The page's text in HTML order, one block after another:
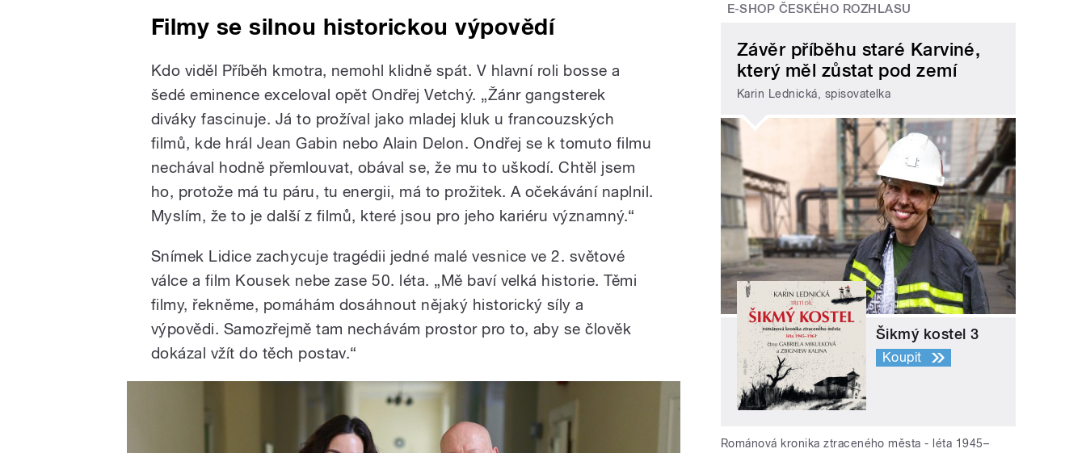
Filmy se silnou historickou výpovědí
Kdo viděl Příběh kmotra, nemohl klidně spát. V hlavní roli bosse a
šedé eminence exceloval opět Ondřej Vetchý. „Žánr gangsterek
diváky fascinuje. Já to prožíval jako mladej kluk u francouzských
filmů, kde hrál Jean Gabin nebo Alain Delon. Ondřej se k tomuto filmu
nechával hodně přemlouvat, obával se, že mu to uškodí. Chtěl jsem
ho, protože má tu páru, tu energii, má to prožitek. A očekávání naplnil.
Myslím, že to je další z filmů, které jsou pro jeho kariéru významný.“
Snímek Lidice zachycuje tragédii jedné malé vesnice ve 2. světové
válce a film Kousek nebe zase 50. léta. „Mě baví velká historie. Těmi
filmy, řekněme, pomáhám dosáhnout nějaký historický síly a
výpovědi. Samozřejmě tam nechávám prostor pro to, aby se člověk
dokázal vžít do těch postav.“
E-SHOP ČESKÉHO ROZHLASU
Závěr příběhu staré Karviné,
který měl zůstat pod zemí
Karin Lednická, spisovatelka
Šikmý kostel 3
Koupit
Románová kronika ztraceného města - léta 1945–